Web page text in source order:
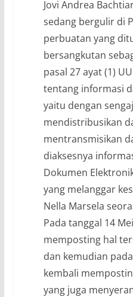
Jovi Andrea
sedang bergulir di
perbuatan yang
bersangkutan
pasal 27 ayat (1)
tentang informasi
yaitu dengan
mendistribusikan
mentransmisikan
diaksesnya
Dokumen
yang melanggar
Nella Marsela
Pada tanggal 14
memposting hal
dan kemudian
kembali
yang juga